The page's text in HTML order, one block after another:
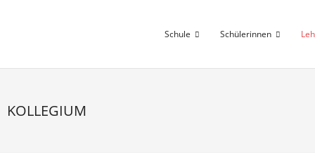
Schule Schülerinnen
KOLLEGIUM